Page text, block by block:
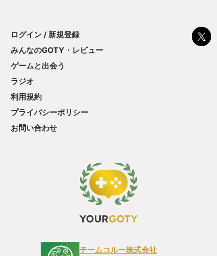
型のローグライ
をクリアしたら
う気持ちを揺る
ログイン / 新規登録
みんなのGOTY・レビュー
ゲームと出会う
ラジオ
利用規約
プライバシーポリシー
お問い合わせ
チームコルー株式会社